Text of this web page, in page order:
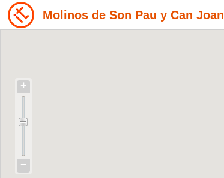
Molinos de Son Pau y Can Joan
+
−